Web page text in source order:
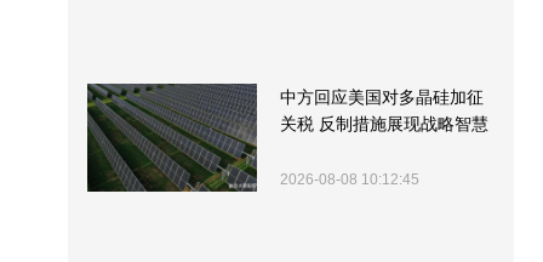
中方回应美国对多晶硅加征
关税 反制措施展现战略智慧
2026-08-08 10:12:45